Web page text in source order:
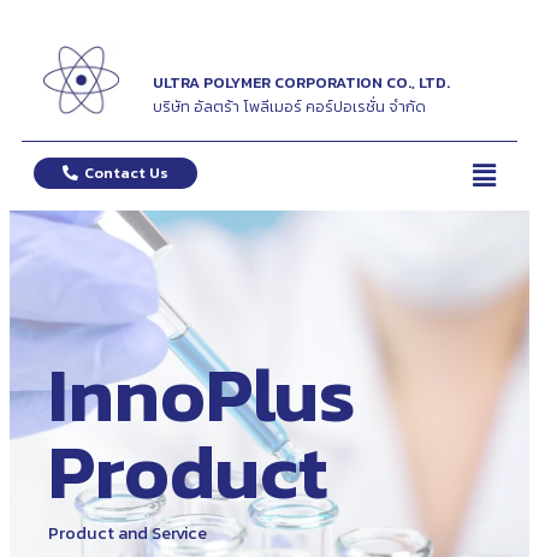
ULTRA POLYMER CORPORATION CO., LTD.
บริษัท อัลตร้า โพลีเมอร์ คอร์ปอเรชั่น จำกัด
Contact Us
InnoPlus
Product
Product and Service